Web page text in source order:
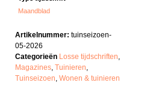
Maandblad
Artikelnummer: tuinseizoen-
05-2026
Categorieën Losse tijdschriften,
Magazines, Tuinieren,
Tuinseizoen, Wonen & tuinieren